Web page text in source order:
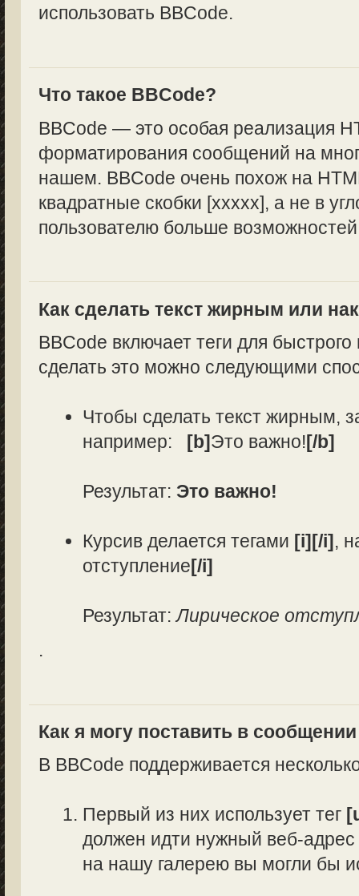
использовать BBCode.
Что такое BBCode?
BBCode — это особая реализация
форматирования сообщений на
нашем. BBCode очень похож на
квадратные скобки [xxxxx], а не в
пользователю больше
Как сделать текст жирным или
BBCode включает теги для
сделать это можно следующими
Чтобы сделать текст жирным,
например: [b]Это важно![/b]
Результат: Это важно!
Курсив делается тегами [i][/i],
отступление[/i]
Результат:Лирическое
.
Как я могу поставить в
В BBCode поддерживается
Первый из них использует тег
должен идти нужный веб-
на нашу галерею вы могли бы